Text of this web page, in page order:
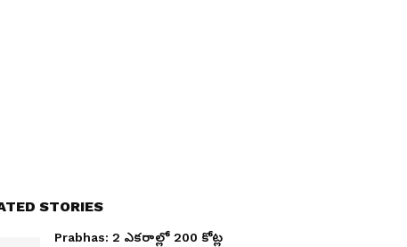
STORIES
Prabhas: 2 ఎకరాల్లో 200 కోట్ల